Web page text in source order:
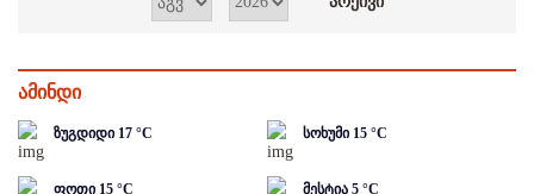
ამინდი
ზუგდიდი 17 °C სოხუმი 15 °C
ფოთი 15 °C მესტია 5 °C